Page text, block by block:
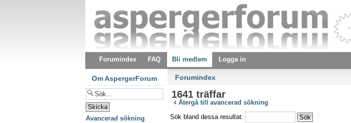
Forumindex FAQ Bli medlem Logga in
Forumindex
1641 träffar
Återgå till avancerad sökning
Sök bland dessa resultat:
Om AspergerForum
Avancerad sökning